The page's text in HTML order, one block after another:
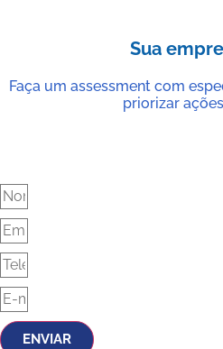
Sua
Faça um assessment com
priorizar
ENVIAR